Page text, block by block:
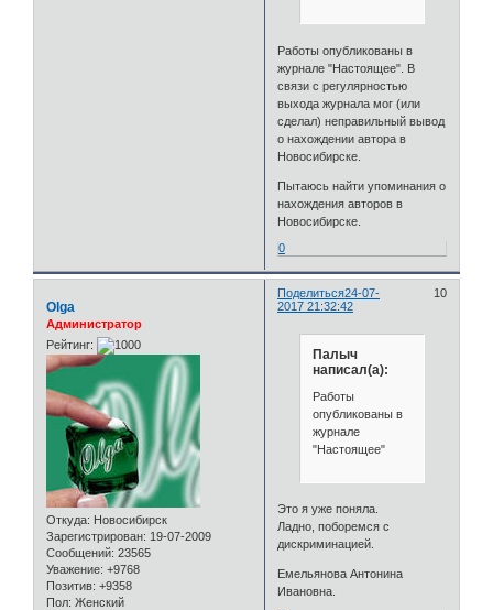
Работы опубликованы в
журнале "Настоящее". В
связи с регулярностью
выхода журнала мог (или
сделал) неправильный вывод
о нахождении автора в
Новосибирске.
Пытаюсь найти упоминания о
нахождения авторов в
Новосибирске.
0
Поделиться 10
24-07-
2017 21:32:42
Olga
Администратор
Рейтинг:
Откуда: Новосибирск
Зарегистрирован: 19-07-2009
Сообщений: 23565
Уважение: +9768
Позитив: +9358
Пол: Женский
Палыч
написал(а):
Работы
опубликованы в
журнале
"Настоящее"
Это я уже поняла.
Ладно, поборемся с
дискриминацией.
Емельянова Антонина
Ивановна.